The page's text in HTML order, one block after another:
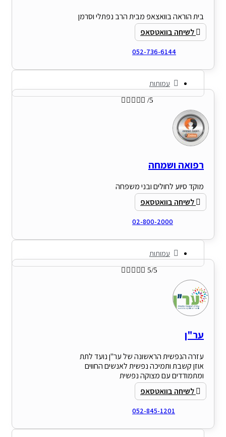
לשיחה בוואטסאפ
052-736-6144
עמותות
  
רפואה ושמחה
מוקד סיוע לחולים ובני משפחה
לשיחה בוואטסאפ
02-800-2000
עמותות
  
ער"ן
עזרה הנפשית הראשונה של ער"ן נועד לתת
אוזן קשבת ותמיכה נפשית לאנשים החווים
ומתמודדים עם מצוקה נפשית
לשיחה בוואטסאפ
052-845-1201